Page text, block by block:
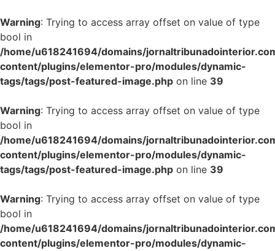
Warning: Trying to access array offset on value of type
bool in
/home/u618241694/domains/
content/plugins/elementor-pro/modules/dynamic-
tags/tags/post-featured-image.php on line 39
Warning: Trying to access array offset on value of type
bool in
/home/u618241694/domains/
content/plugins/elementor-pro/modules/dynamic-
tags/tags/post-featured-image.php on line 39
Warning: Trying to access array offset on value of type
bool in
/home/u618241694/domains/
content/plugins/elementor-pro/modules/dynamic-